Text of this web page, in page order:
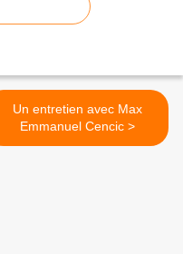
Un entretien avec Max
Emmanuel Cencic >